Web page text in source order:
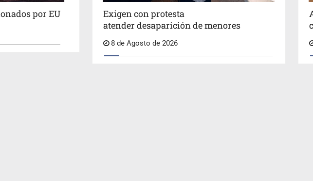
por EU
Exigen con protesta
atender desaparición de menores
8 de Agosto de 2026